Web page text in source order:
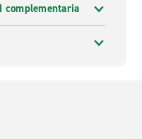
complementaria